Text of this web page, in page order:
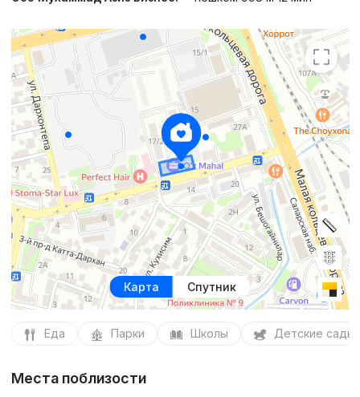
Карта Спутник
Еда Парки Школы Детские сады
Места поблизости